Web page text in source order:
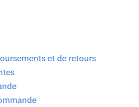
et de retours